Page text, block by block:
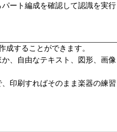
ート編成を確認して認識を実行
することができます。
、自由なテキスト、図形、画像
印刷すればそのまま楽器の練習